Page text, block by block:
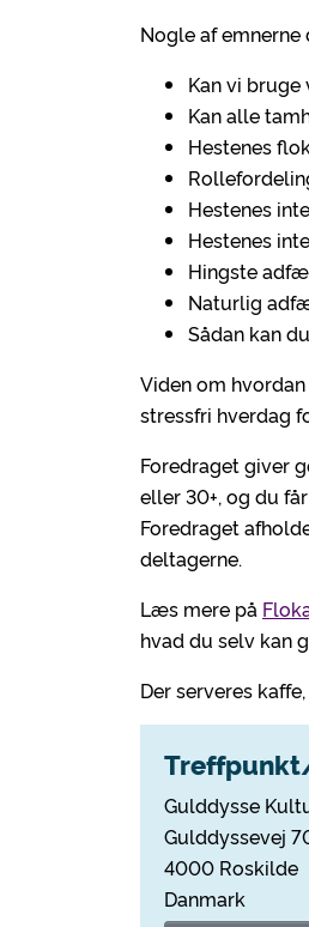
Nogle af
Kan vi
Kan alle
Hestenes
Hestenes
Hestenes
Hingste
Naturlig
Sådan kan
Viden om
stressfri hverdag
Foredraget giver
eller 30+, og du
Foredraget
deltagerne.
Læs mere på
hvad du selv kan
Der serveres
Gulddysse
Gulddyssevej
4000 Roskilde
Danmark